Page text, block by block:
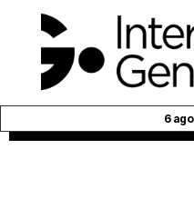
6